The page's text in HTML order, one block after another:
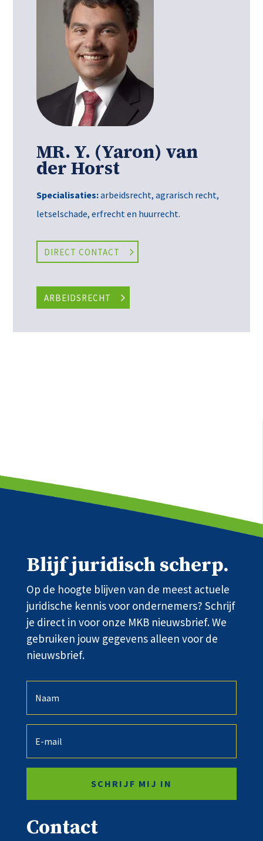
MR. Y. (Yaron) van
der Horst
Specialisaties:arbeidsrecht, agrarisch recht,
letselschade, erfrecht en huurrecht.
DIRECT CONTACT
ARBEIDSRECHT
Blijf juridisch scherp.
Op de hoogte blijven van de meest actuele
juridische kennis voor ondernemers? Schrijf
je direct in voor onze MKB nieuwsbrief. We
gebruiken jouw gegevens alleen voor de
nieuwsbrief.
SCHRIJF MIJ IN
Contact